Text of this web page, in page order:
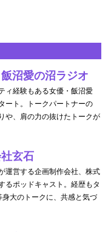
沼愛の沼ラジオ
ィ経験もある女優・飯沼愛
ート。トークパートナーの
や、肩の力の抜けたトークが
玄石
運営する企画制作会社、株式
るポッドキャスト。経歴もタ
大のトークに、共感と気づ